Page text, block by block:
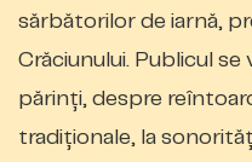
sărbătorilor de iarnă,
Crăciunului. Publicul
părinți, despre
tradiționale, la